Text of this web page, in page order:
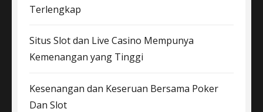
Terlengkap
Situs Slot dan Live Casino Mempunya
Kemenangan yang Tinggi
Kesenangan dan Keseruan Bersama Poker
Dan Slot